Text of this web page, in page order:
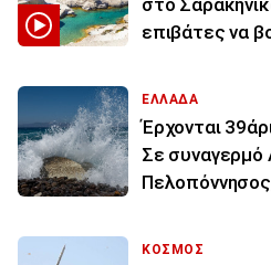
στο
επιβάτες να
ΕΛΛΑΔΑ
Έρχονται
Σε συναγερμό
ΚΟΣΜΟΣ